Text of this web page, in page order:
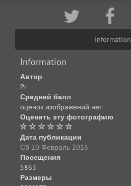
Information
Information
Автор
Pr
Средний балл
оценок изображений нет
Оценить эту фотографию
Дата публикации
Сб 20 Февраль 2016
Посещения
5863
Размеры